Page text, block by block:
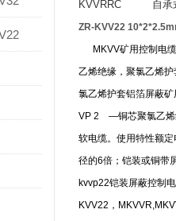
KVVRRC 自承式铜
ZR-KVV22
MKVV矿用控制电缆
乙烯绝缘，聚氯乙烯
氯乙烯护套铝箔屏蔽
VP 2 —铜芯聚氯乙烯
软电缆。使用特性额
径的6倍；铠装或铜带
kvvp22铠装屏蔽控制
KVV22，